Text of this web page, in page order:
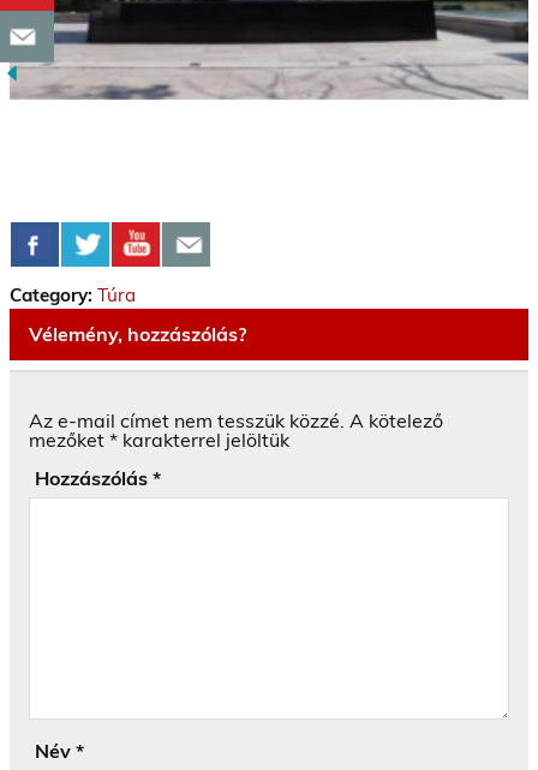
Category: Túra
Vélemény, hozzászólás?
Az e-mail címet nem tesszük közzé. A kötelező
mezőket * karakterrel jelöltük
Hozzászólás *
Név *